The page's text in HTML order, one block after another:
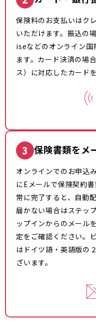
保険料のお支払いはク
いただけます。振込の
iseなどのオンライン
ます。カード決済の場
ス）に対応したカード
3 保険書類をメ
オンラインでのお申込
にEメールで保険契約
常に完了すると、自動
届かない場合はステッ
ップインからのメール
定をご確認ください。
はドイツ語・英語版の
ざいます。